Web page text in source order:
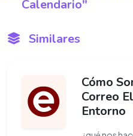
Calendario"
Similares
Cómo
Correo
Entorno